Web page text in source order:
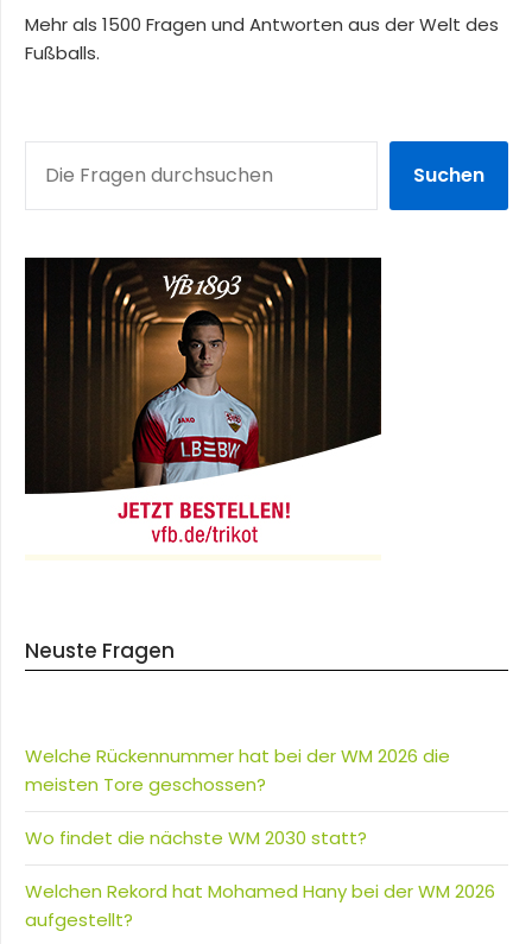
Mehr als 1500 Fragen und Antworten aus der Welt des
Fußballs.
Suchen
Neuste Fragen
Welche Rückennummer hat bei der WM 2026 die
meisten Tore geschossen?
Wo findet die nächste WM 2030 statt?
Welchen Rekord hat Mohamed Hany bei der WM 2026
aufgestellt?